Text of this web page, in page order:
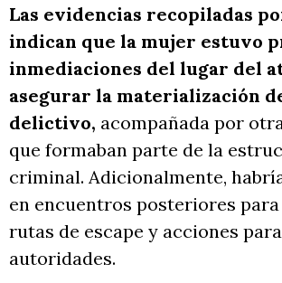
Las evidencias recopiladas
indican que la mujer estuvo
inmediaciones del lugar del
asegurar la materialización
delictivo, acompañada por
que formaban parte de la
criminal. Adicionalmente,
en encuentros posteriores
rutas de escape y acciones
autoridades.